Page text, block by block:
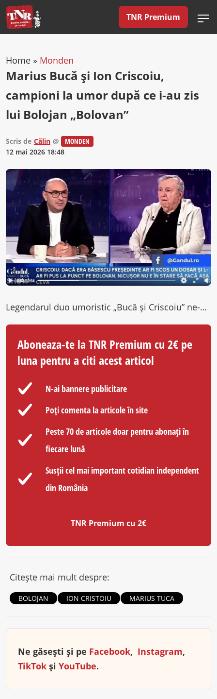
TNR Premium
Home » Monden
Marius Bucă și Ion Criscoiu,
campioni la umor după ce i-au zis
lui Bolojan „Bolovan”
Scris de Călin @
MONDEN
12 mai 2026 18:48
Legendarul duo umoristic „Bucă și Criscoiu” ne-a arătat încă o dată de ce nu are rivali când vine vorba de…
Aboneaza-te la TNR Premium cu 2€ pe
luna pentru a citi acest articol
N-ai bannere publicitare
Poți comenta la articole în site
Peste 70 de articole doar pentru abonați în
fiecare lună
Susții cel mai important cotidian independent
din România
TNR Premium cu 2€
Citește mai mult despre:
BOLOJAN ION CRISTOIU MARIUS TUCA
Ne găsești și pe Facebook, Instagram,
TikTok și YouTube.